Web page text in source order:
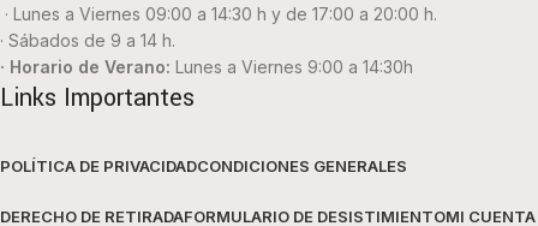
· Lunes a Viernes 09:00 a 14:30 h y de 17:00 a 20:00 h.
· Sábados de 9 a 14 h.
· Horario de Verano: Lunes a Viernes 9:00 a 14:30h
Links Importantes
POLÍTICA DE PRIVACIDADCONDICIONES GENERALES
DERECHO DE RETIRADAFORMULARIO DE DESISTIMIENTOMI CUENTA